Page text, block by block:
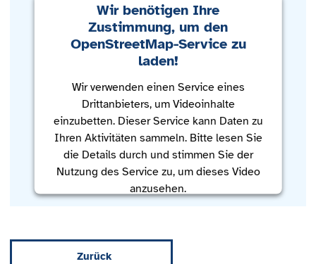
Wir benötigen Ihre
Zustimmung, um den
OpenStreetMap-Service zu
laden!
Wir verwenden einen Service eines
Drittanbieters, um Videoinhalte
einzubetten. Dieser Service kann Daten zu
Ihren Aktivitäten sammeln. Bitte lesen Sie
die Details durch und stimmen Sie der
Nutzung des Service zu, um dieses Video
anzusehen.
Zurück